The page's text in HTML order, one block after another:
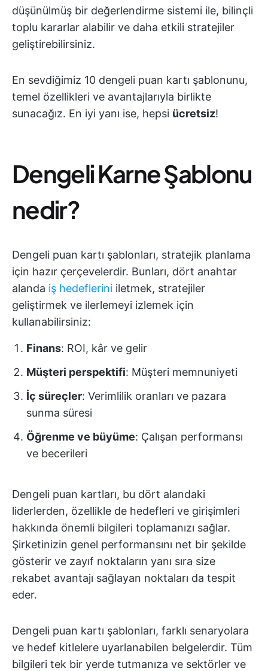
düşünülmüş bir değerlendirme sistemi ile, bilinçli
toplu kararlar alabilir ve daha etkili stratejiler
geliştirebilirsiniz.
En sevdiğimiz 10 dengeli puan kartı şablonunu,
temel özellikleri ve avantajlarıyla birlikte
sunacağız. En iyi yanı ise, hepsi ücretsiz!
Dengeli Karne Şablonu
nedir?
Dengeli puan kartı şablonları, stratejik planlama
için hazır çerçevelerdir. Bunları, dört anahtar
alanda iş hedeflerini iletmek, stratejiler
geliştirmek ve ilerlemeyi izlemek için
kullanabilirsiniz:
Finans: ROI, kâr ve gelir
Müşteri perspektifi: Müşteri memnuniyeti
İç süreçler: Verimlilik oranları ve pazara
sunma süresi
Öğrenme ve büyüme: Çalışan performansı
ve becerileri
Dengeli puan kartları, bu dört alandaki
liderlerden, özellikle de hedefleri ve girişimleri
hakkında önemli bilgileri toplamanızı sağlar.
Şirketinizin genel performansını net bir şekilde
gösterir ve zayıf noktaların yanı sıra size
rekabet avantajı sağlayan noktaları da tespit
eder.
Dengeli puan kartı şablonları, farklı senaryolara
ve hedef kitlelere uyarlanabilen belgelerdir. Tüm
bilgileri tek bir yerde tutmanıza ve sektörler ve